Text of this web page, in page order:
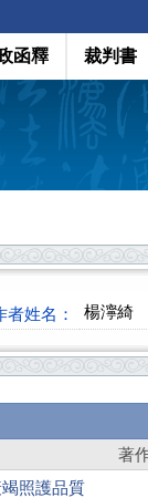
函釋 裁判書
者姓名： 楊濘綺
著
照護品質